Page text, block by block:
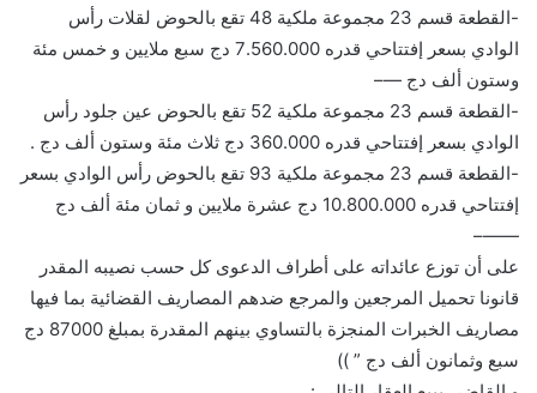
-القطعة قسم 23 مجموعة ملكية 48 تقع بالحوض لقلات رأس
الوادي بسعر إفتتاحي قدره 7.560.000 دج سبع ملايين و خمس مئة
وستون ألف دج —–
-القطعة قسم 23 مجموعة ملكية 52 تقع بالحوض عين جلود رأس
الوادي بسعر إفتتاحي قدره 360.000 دج ثلاث مئة وستون ألف دج .
-القطعة قسم 23 مجموعة ملكية 93 تقع بالحوض رأس الوادي بسعر
إفتتاحي قدره 10.800.000 دج عشرة ملايين و ثمان مئة ألف دج
——–
على أن توزع عائداته على أطراف الدعوى كل حسب نصيبه المقدر
قانونا تحميل المرجعين والمرجع ضدهم المصاريف القضائية بما فيها
مصاريف الخبرات المنجزة بالتساوي بينهم المقدرة بمبلغ 87000 دج
سبع وثمانون ألف دج ” ))